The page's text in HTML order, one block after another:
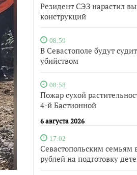
Резидент СЭЗ нарастил
конструкций
08:59
В Севастополе будут
убийством
08:58
Пожар сухой
4-й Бастионной
6 августа 2026
17:02
Севастопольским семьям
рублей на подготовку